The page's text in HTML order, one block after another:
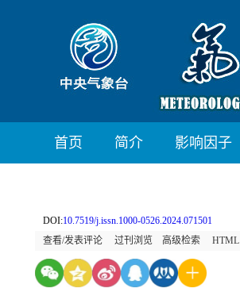
首页 简介 影响因子
DOI:10.7519/j.issn.1000-0526.2024.071501
查看/发表评论
过刊浏览 高级检索 HTML